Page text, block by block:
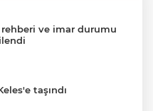
ve imar durumu
taşındı